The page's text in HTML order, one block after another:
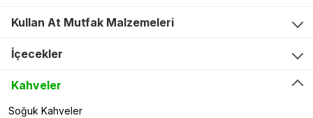
Kullan At Mutfak Malzemeleri
İçecekler
Kahveler
Soğuk Kahveler